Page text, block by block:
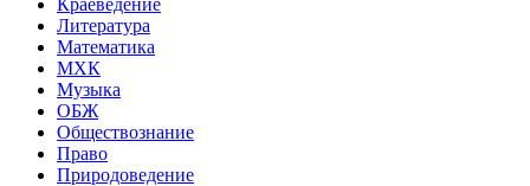
Литература
Математика
МХК
Музыка
ОБЖ
Обществознание
Право
Природоведение